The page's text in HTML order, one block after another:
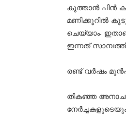
കുത്താൻ പിൻ
മണിക്കൂറിൽ
ചെയ്യാം.
ഇന്നത്
രണ്ട് വർഷം
തികഞ്ഞ